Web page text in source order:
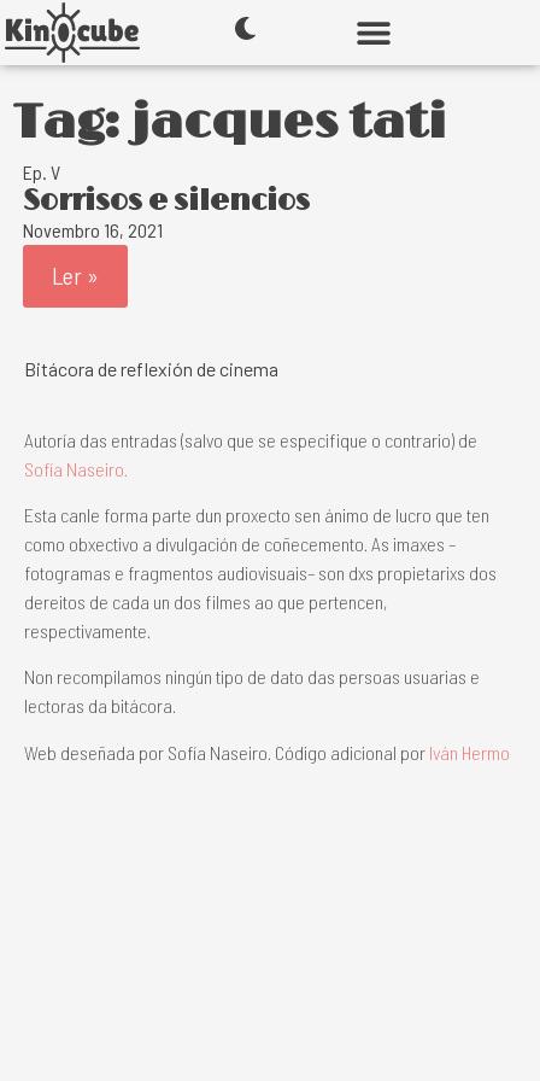
Tag: jacques tati
Ep. V
Sorrisos e silencios
Novembro 16, 2021
Ler »
Bitácora de reflexión de cinema
Autoría das entradas (salvo que se especifique o contrario) de
Sofía Naseiro.
Esta canle forma parte dun proxecto sen ánimo de lucro que ten
como obxectivo a divulgación de coñecemento. As imaxes –
fotogramas e fragmentos audiovisuais– son dxs propietarixs dos
dereitos de cada un dos filmes ao que pertencen,
respectivamente.
Non recompilamos ningún tipo de dato das persoas usuarias e
lectoras da bitácora.
Web deseñada por Sofía Naseiro. Código adicional por Iván Hermo